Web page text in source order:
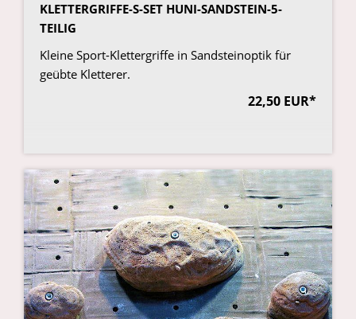
KLETTERGRIFFE-S-SET HUNI-SANDSTEIN-5-
TEILIG
Kleine Sport-Klettergriffe in Sandsteinoptik für
geübte Kletterer.
22,50 EUR*